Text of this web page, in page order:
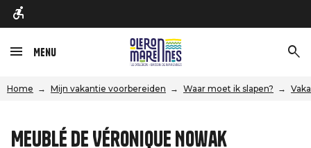
Menu
Home Mijn vakantie voorbereiden Waar moet ik slapen?
Meublé de Véronique Nowak